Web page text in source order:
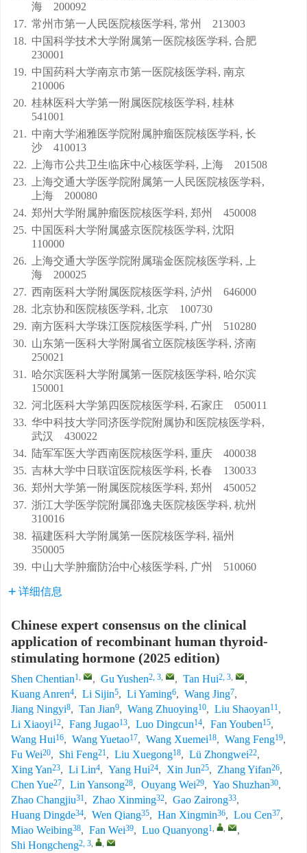
海 200092
17. 常州市第一人民医院核医学科, 常州 213003
18. 中国科学技术大学附属第一医院核医学科, 合肥
230001
19. 中国药科大学南京市第一医院核医学科, 南京
210006
20. 桂林医科大学第一附属医院核医学科, 桂林
541001
21. 中南大学湘雅医学院附属肿瘤医院核医学科, 长
沙 410013
22. 上海市公共卫生临床中心核医学科, 上海 201508
23. 上海交通大学医学院附属第一人民医院核医学科,
上海 200080
24. 郑州大学附属肿瘤医院核医学科, 郑州 450008
25. 中国医科大学附属盛京医院核医学科, 沈阳
110000
26. 上海交通大学医学院附属瑞金医院核医学科, 上
海 200025
27. 西南医科大学附属医院核医学科, 泸州 646000
28. 北京协和医院核医学科, 北京 100730
29. 南方医科大学珠江医院核医学科, 广州 510280
30. 山东第一医科大学附属省立医院核医学科, 济南
250021
31. 哈尔滨医科大学附属第一医院核医学科, 哈尔滨
150001
32. 河北医科大学第四医院核医学科, 石家庄 050011
33. 华中科技大学同济医学院附属协和医院核医学科,
武汉 430022
34. 陆军军医大学西南医院核医学科, 重庆 400038
35. 吉林大学中日联谊医院核医学科, 长春 130033
36. 郑州大学第一附属医院核医学科, 郑州 450052
37. 浙江大学医学院附属邵逸夫医院核医学科, 杭州
310016
38. 福建医科大学附属第一医院核医学科, 福州
350005
39. 中山大学肿瘤防治中心核医学科, 广州 510060
详细信息
Chinese expert consensus on the clinical
application of recombinant human thyroid-
stimulating hormone (2025 edition)
Shen Chentian1, , Gu Yushen2, 3, , Tan Hui2, 3,
,
Kuang Anren4, Li Sijin5, Li Yaming6, Wang Jing7,
Jiang Ningyi8, Tan Jian9, Wang Zhuoying10, Liu Shaoyan11,
Li Xiaoyi12, Fang Jugao13, Luo Dingcun14, Fan Youben15,
Wang Hui16, Wang Yuetao17, Wang Xuemei18, Wang Feng19,
Fu Wei20, Shi Feng21, Liu Xuegong18, Lü Zhongwei22,
Xing Yan23, Li Lin4, Yang Hui24, Xin Jun25, Zhang Yifan26,
Chen Yue27, Lin Yansong28, Ouyang Wei29, Yao Shuzhan30,
Zhao Changjiu31, Zhao Xinming32, Gao Zairong33,
Huang Dingde34, Wen Qiang35, Han Xingmin36, Lou Cen37,
Miao Weibing38, Fan Wei39, Luo Quanyong1, ,
,
Shi Hongcheng2, 3, ,